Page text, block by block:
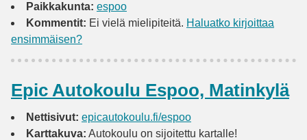
Paikkakunta: espoo
Kommentit: Ei vielä mielipiteitä. Haluatko kirjoittaa
ensimmäisen?
Epic Autokoulu Espoo, Matinkylä
Nettisivut: epicautokoulu.fi/espoo
Karttakuva: Autokoulu on sijoitettu kartalle!